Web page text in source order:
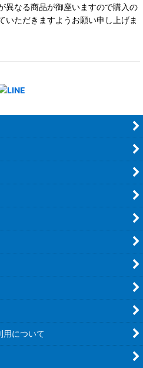
異なる商品が御座いますので購入の
いただきますようお願い申し上げま
用について